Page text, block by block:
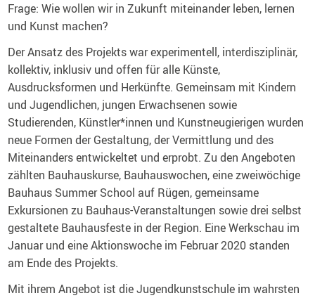
Frage: Wie wollen wir in Zukunft miteinander leben, lernen
und Kunst machen?
Der Ansatz des Projekts war experimentell, interdisziplinär,
kollektiv, inklusiv und offen für alle Künste,
Ausdrucksformen und Herkünfte. Gemeinsam mit Kindern
und Jugendlichen, jungen Erwachsenen sowie
Studierenden, Künstler*innen und Kunstneugierigen wurden
neue Formen der Gestaltung, der Vermittlung und des
Miteinanders entwickeltet und erprobt. Zu den Angeboten
zählten Bauhauskurse, Bauhauswochen, eine zweiwöchige
Bauhaus Summer School auf Rügen, gemeinsame
Exkursionen zu Bauhaus-Veranstaltungen sowie drei selbst
gestaltete Bauhausfeste in der Region. Eine Werkschau im
Januar und eine Aktionswoche im Februar 2020 standen
am Ende des Projekts.
Mit ihrem Angebot ist die Jugendkunstschule im wahrsten